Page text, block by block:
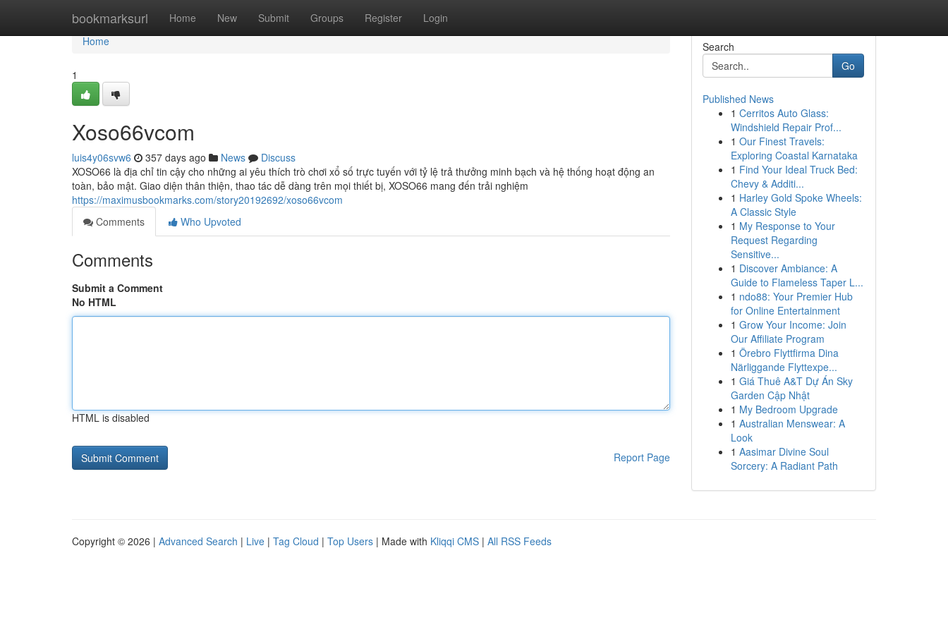
bookmarksurl Home New Submit Groups Register Login
Home
Home
1
Xoso66vcom
luis4y06svw6 357 days ago News
Discuss
XOSO66 là địa chỉ tin cậy cho những ai yêu thích trò chơi xổ số trực tuyến với tỷ lệ trả thưởng minh bạch và hệ thống hoạt động an
toàn, bảo mật. Giao diện thân thiện, thao tác dễ dàng trên mọi thiết bị, XOSO66 mang đến trải nghiệm
https://maximusbookmarks.com/story20192692/xoso66vcom
Comments
Who Upvoted
Comments
Submit a Comment
No HTML
HTML is disabled
Report Page
Search
Go
Published News
1 Cerritos Auto Glass:
Windshield Repair Prof...
1 Our Finest Travels:
Exploring Coastal Karnataka
1 Find Your Ideal Truck Bed:
Chevy & Additi...
1 Harley Gold Spoke Wheels:
A Classic Style
1 My Response to Your
Request Regarding
Sensitive...
1 Discover Ambiance: A
Guide to Flameless Taper L...
1 ndo88: Your Premier Hub
for Online Entertainment
1 Grow Your Income: Join
Our Affiliate Program
1 Örebro Flyttfirma Dina
Närliggande Flyttexpe...
1 Giá Thuê A&T Dự Án Sky
Garden Cập Nhật
1 My Bedroom Upgrade
1 Australian Menswear: A
Look
1 Aasimar Divine Soul
Sorcery: A Radiant Path
Copyright © 2026 | Advanced Search | Live | Tag Cloud | Top Users | Made with Kliqqi CMS | All RSS Feeds